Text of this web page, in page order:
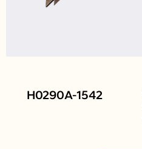
H0290A-1542